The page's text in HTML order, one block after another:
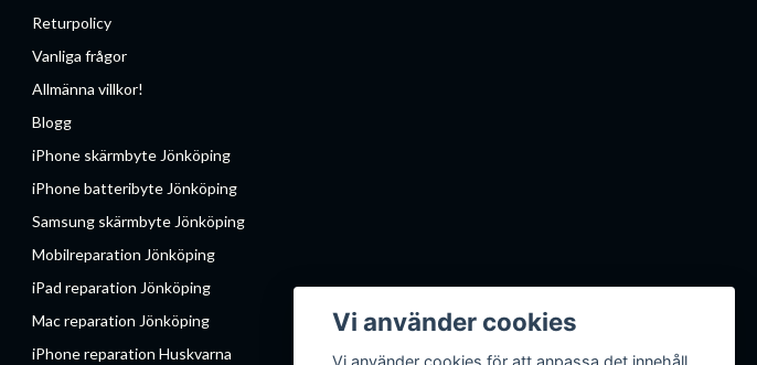
Returpolicy
Vanliga frågor
Allmänna villkor!
Blogg
iPhone skärmbyte Jönköping
iPhone batteribyte Jönköping
Samsung skärmbyte Jönköping
Mobilreparation Jönköping
iPad reparation Jönköping
Mac reparation Jönköping
iPhone reparation Huskvarna
Vi använder cookies